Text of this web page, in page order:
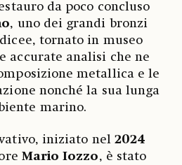
da poco concluso
, uno dei grandi bronzi
tornato in museo
accurate analisi che ne
metallica e le
nonché la sua lunga
marino.
iniziato nel 2024
Mario Iozzo, è stato